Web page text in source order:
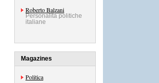
Roberto Balzani
Personalità politiche
italiane
Magazines
Politica